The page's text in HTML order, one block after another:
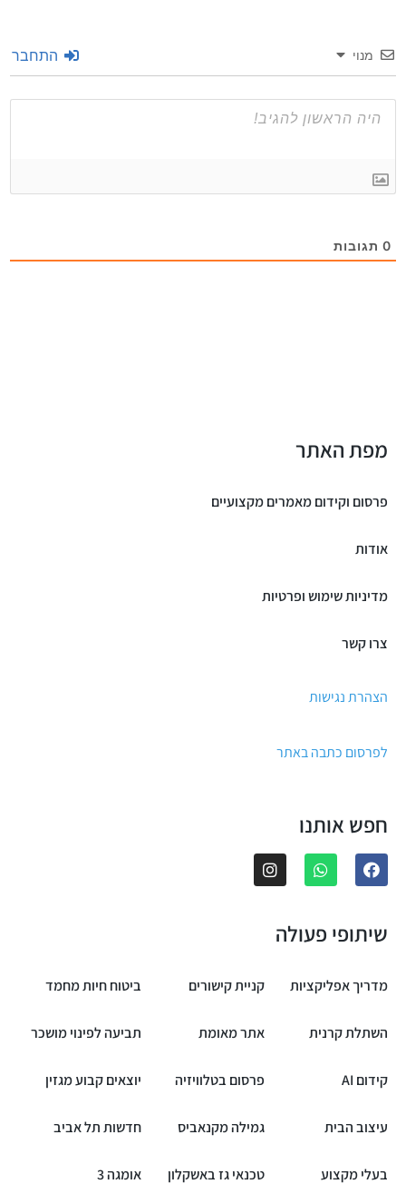
מנוי התחבר
0תגובות
מפת האתר
פרסום וקידום מאמרים מקצועיים
אודות
מדיניות שימוש ופרטיות
צרו קשר
הצהרת נגישות
לפרסום כתבה באתר
חפש אותנו
שיתופי פעולה
מדריך אפליקציות קניית קישורים ביטוח חיות מחמד
השתלת קרנית אתר מאומת תביעה לפינוי מושכר
קידום AI פרסום בטלוויזיה יוצאים קבוע מגזין
עיצוב הבית גמילה מקנאביס חדשות תל אביב
בעלי מקצוע טכנאי גז באשקלון אומגה 3